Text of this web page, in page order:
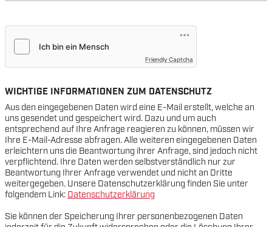
Friendly Captcha
WICHTIGE INFORMATIONEN ZUM DATENSCHUTZ
Aus den eingegebenen Daten wird eine E-Mail erstellt, welche an
uns gesendet und gespeichert wird. Dazu und um auch
entsprechend auf Ihre Anfrage reagieren zu können, müssen wir
Ihre E-Mail-Adresse abfragen. Alle weiteren eingegebenen Daten
erleichtern uns die Beantwortung ihrer Anfrage, sind jedoch nicht
verpflichtend. Ihre Daten werden selbstverständlich nur zur
Beantwortung Ihrer Anfrage verwendet und nicht an Dritte
weitergegeben. Unsere Datenschutzerklärung finden Sie unter
folgendem Link: Datenschutzerklärung
Sie können der Speicherung Ihrer personenbezogenen Daten